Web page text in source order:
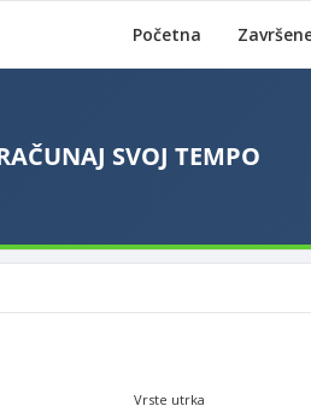
Početna
Vrste utrka